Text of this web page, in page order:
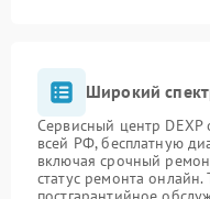
Широкий
Сервисный центр DEXP
всей РФ, бесплатную
включая срочный
статус ремонта онлайн.